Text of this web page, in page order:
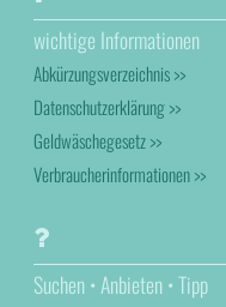
wichtige Informationen
Abkürzungsverzeichnis >>
Datenschutzerklärung >>
Geldwäschegesetz >>
Verbraucherinformationen >>
Suchen • Anbieten • Tipp